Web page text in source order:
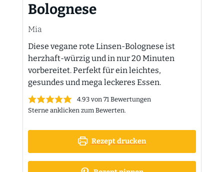
Bolognese
Mia
Diese vegane rote Linsen-Bolognese ist
herzhaft-würzig und in nur 20 Minuten
vorbereitet. Perfekt für ein leichtes,
gesundes und mega leckeres Essen.
4.93von 71 Bewertungen
Sterne anklicken zum Bewerten.
Rezept drucken